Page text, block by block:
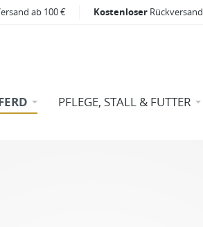
ab 100 € Kostenloser Rückversand
PFLEGE, STALL & FUTTER